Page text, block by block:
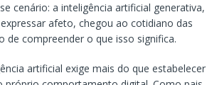
cenário: a inteligência artificial generativa,
afeto, chegou ao cotidiano das
de compreender o que isso significa.
artificial exige mais do que estabelecer